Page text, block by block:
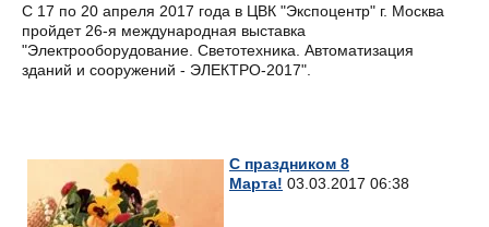
С 17 по 20 апреля 2017 года в ЦВК "Экспоцентр" г. Москва
пройдет 26-я международная выставка
"Электрооборудование. Светотехника. Автоматизация
зданий и сооружений - ЭЛЕКТРО-2017".
С праздником 8
Марта! 03.03.2017 06:38